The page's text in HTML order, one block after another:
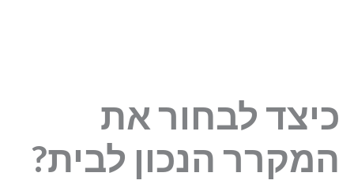
כיצד לבחור את
המקרר הנכון לבית?